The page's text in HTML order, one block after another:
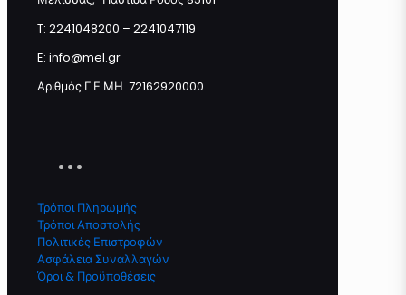
T: 2241048200 – 2241047119
E: info@mel.gr
Αριθμός Γ.Ε.ΜΗ. 72162920000
Τρόποι Πληρωμής
Τρόποι Αποστολής
Πολιτικές Επιστροφών
Ασφάλεια Συναλλαγών
Όροι & Προϋποθέσεις